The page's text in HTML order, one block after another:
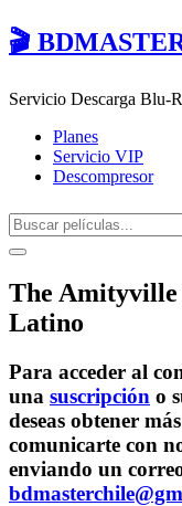
🎬
Servicio Descarga Blu-
Planes
Servicio VIP
Descompresor
The
Latino
Para acceder al
una suscripción o
deseas obtener
comunicarte con
enviando un